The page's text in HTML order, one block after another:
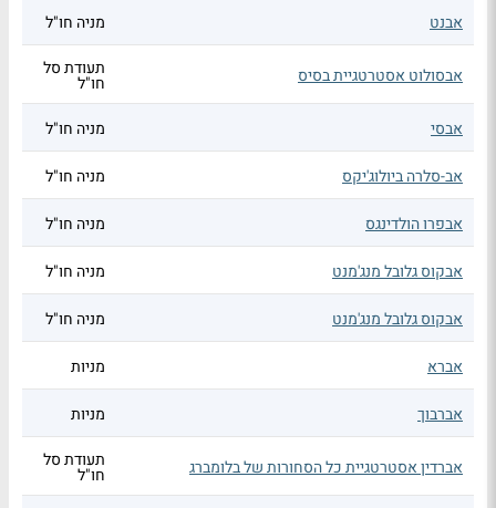
אבנט מניה חו"ל
אבסולוט אסטרטגיית בסיס תעודת סל
חו"ל
אבסי
מניה חו"ל
אב-סלרה ביולוג'יקס מניה חו"ל
אבפרו הולדינגס מניה חו"ל
אבקוס גלובל מנג'מנט מניה חו"ל
אבקוס גלובל מנג'מנט מניה חו"ל
אברא מניות
אברבוך מניות
אברדין אסטרטגיית כל הסחורות של בלומברג תעודת סל
חו"ל